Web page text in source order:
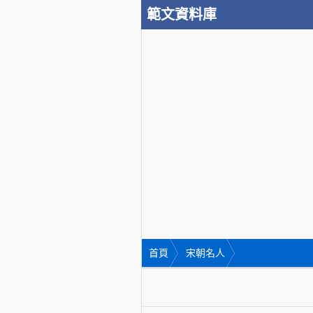
範文資料庫
首頁 宋朝名人